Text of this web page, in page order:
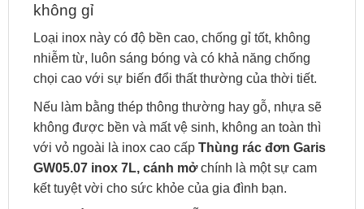
không gỉ
Loại inox này có độ bền cao, chống gỉ tốt, không
nhiễm từ, luôn sáng bóng và có khả năng chống
chọi cao với sự biến đổi thất thường của thời tiết.
Nếu làm bằng thép thông thường hay gỗ, nhựa sẽ
không được bền và mất vệ sinh, không an toàn thì
với vỏ ngoài là inox cao cấp Thùng rác đơn Garis
GW05.07 inox 7L, cánh mởchính là một sự cam
kết tuyệt vời cho sức khỏe của gia đình bạn.